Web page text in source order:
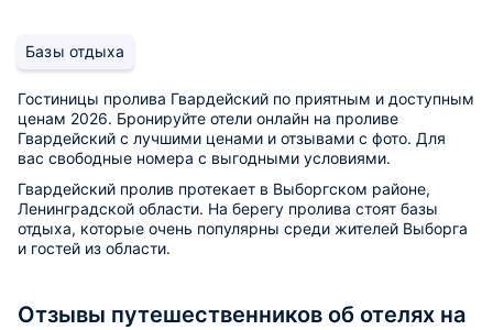
Базы отдыха
Гостиницы пролива Гвардейский по приятным и доступным
ценам 2026. Бронируйте отели онлайн на проливе
Гвардейский с лучшими ценами и отзывами с фото. Для
вас свободные номера с выгодными условиями.
Гвардейский пролив протекает в Выборгском районе,
Ленинградской области. На берегу пролива стоят базы
отдыха, которые очень популярны среди жителей Выборга
и гостей из области.
Отзывы путешественников об отелях на